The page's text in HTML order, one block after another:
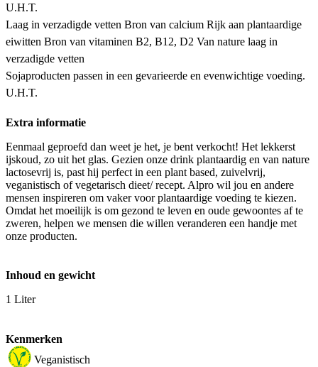
U.H.T.
Laag in verzadigde vetten Bron van calcium Rijk aan plantaardige
eiwitten Bron van vitaminen B2, B12, D2 Van nature laag in
verzadigde vetten
Sojaproducten passen in een gevarieerde en evenwichtige voeding.
U.H.T.
Extra informatie
Eenmaal geproefd dan weet je het, je bent verkocht! Het lekkerst
ijskoud, zo uit het glas. Gezien onze drink plantaardig en van nature
lactosevrij is, past hij perfect in een plant based, zuivelvrij,
veganistisch of vegetarisch dieet/ recept. Alpro wil jou en andere
mensen inspireren om vaker voor plantaardige voeding te kiezen.
Omdat het moeilijk is om gezond te leven en oude gewoontes af te
zweren, helpen we mensen die willen veranderen een handje met
onze producten.
Inhoud en gewicht
1 Liter
Kenmerken
Veganistisch